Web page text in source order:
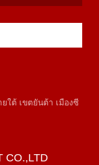
ใต้ เขตยันต้า เมืองซี
CO.,LTD